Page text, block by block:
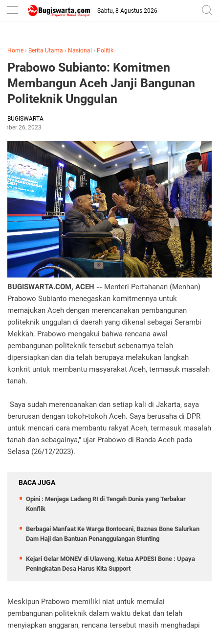
-->
Sabtu, 8 Agustus 2026
Home › Berita Utama › Nasional › Politik
Prabowo Subianto: Komitmen
Membangun Aceh Janji Bangunan
Politeknik Unggulan
BUGISWARTA
26, 2023
BUGISWARTA.COM, ACEH -- Menteri Pertahanan (Menhan)
Prabowo Subianto menegaskan komitmennya untuk
memajukan Aceh dengan merencanakan pembangunan
politeknik unggulan di daerah yang dikenal sebagai Serambi
Mekkah. Prabowo mengakui bahwa rencana awal
pembangunan politeknik tersebut sebenarnya telah
dipersiapkan dan dia telah berupaya melakukan langkah
konkrit untuk membantu masyarakat Aceh, termasuk masalah
tanah.
"Saya sudah merencanakan dan setiap kali di Jakarta, saya
berurusan dengan tokoh-tokoh Aceh. Saya berusaha di DPR
untuk mencari cara membantu rakyat Aceh, termasuk masalah
tanah dan sebagainya," ujar Prabowo di Banda Aceh pada
Selasa (26/12/2023).
BACA JUGA
Opini : Menjaga Ladang RI di Tengah Dunia yang Terbakar
Konflik
Berbagai Manfaat Ke Warga Bontocani, Baznas Bone Salurkan
Dam Haji dan Bantuan Penanggulangan Stunting
Kejari Gelar MONEV di Ulaweng, Ketua APDESI Bone : Upaya
Peningkatan Desa Harus Kita Support
Meskipun Prabowo memiliki niat untuk memulai
pembangunan politeknik dalam waktu dekat dan telah
menyiapkan anggaran, rencana tersebut masih menghadapi